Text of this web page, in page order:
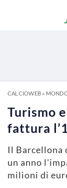
CALCIOWEB»
Turismo
fattura
Il Barcellona
un anno
milioni di